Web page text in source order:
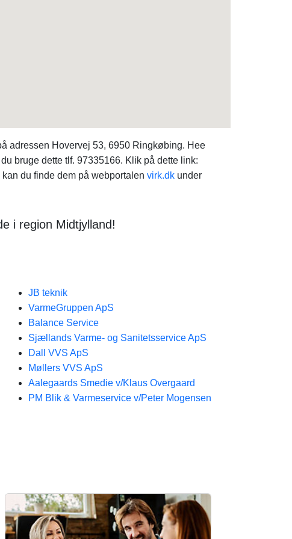
adressen Hovervej 53, 6950 Ringkøbing. Hee
bruge dette tlf. 97335166. Klik på dette link:
du finde dem på webportalen virk.dk under
i region Midtjylland!
JB teknik
VarmeGruppen ApS
Balance Service
Sjællands Varme- og Sanitetsservice ApS
Dall VVS ApS
Møllers VVS ApS
Aalegaards Smedie v/Klaus Overgaard
PM Blik & Varmeservice v/Peter Mogensen